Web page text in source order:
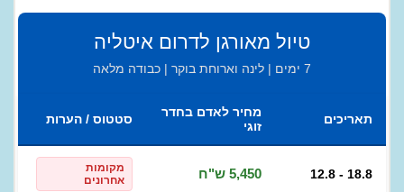
טיול מאורגן לדרום איטליה
7 ימים | לינה וארוחת בוקר | כבודה מלאה
תאריכים
מחיר לאדם בחדר
זוגי
סטטוס / הערות
12.8 - 18.8 5,450 ש"ח
מקומות
אחרונים